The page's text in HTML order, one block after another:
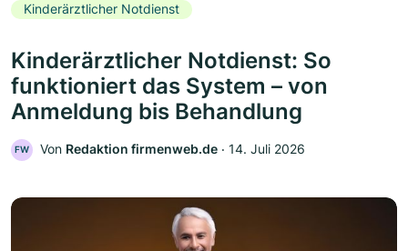
Kinderärztlicher Notdienst
Kinderärztlicher Notdienst: So
funktioniert das System – von
Anmeldung bis Behandlung
FW Von Redaktion firmenweb.de ‧ 14. Juli 2026